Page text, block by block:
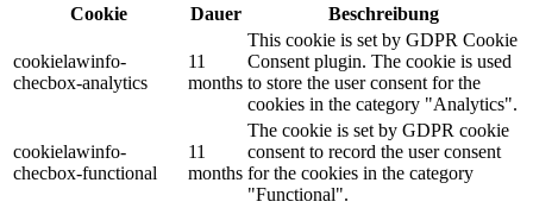
Cookie
Dauer Beschreibung
cookielawinfo-
checbox-analytics
11
months
This cookie is set by GDPR Cookie
Consent plugin. The cookie is used
to store the user consent for the
cookies in the category "Analytics".
cookielawinfo-
checbox-functional
11
months
The cookie is set by GDPR cookie
consent to record the user consent
for the cookies in the category
"Functional".